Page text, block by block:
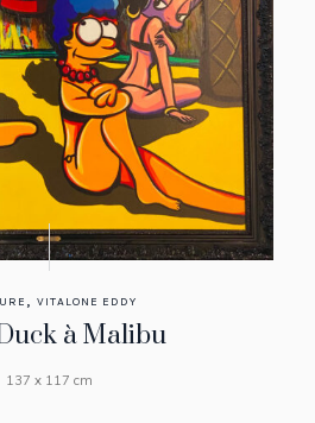
, VITALONE EDDY
à Malibu
137 x 117 cm